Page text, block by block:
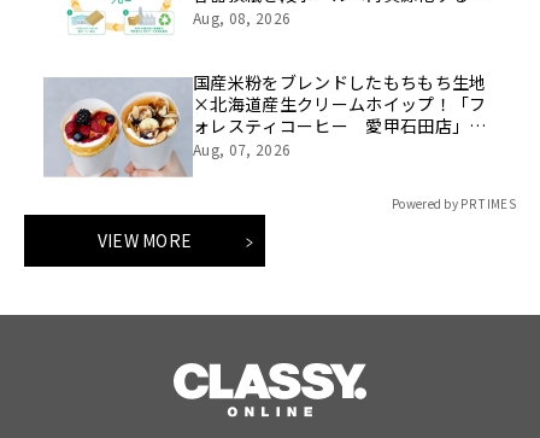
証を開始
Aug, 08, 2026
国産米粉をブレンドしたもちもち生地
×北海道産生クリームホイップ！「フ
ォレスティコーヒー 愛甲石田店」に
て、８月１７日（月）からクレープ販
Aug, 07, 2026
Powered by PR TIMES
VIEW MORE